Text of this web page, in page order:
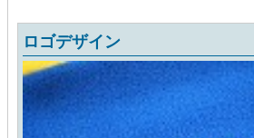
ロゴデザイン